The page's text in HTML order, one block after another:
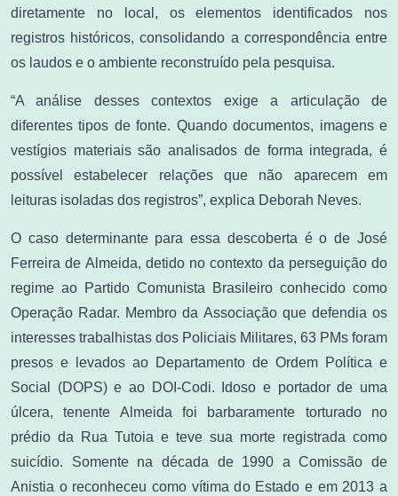
diretamente no local, os elementos identificados nos
registros históricos, consolidando a correspondência entre
os laudos e o ambiente reconstruído pela pesquisa.
“A análise desses contextos exige a articulação de
diferentes tipos de fonte. Quando documentos, imagens e
vestígios materiais são analisados de forma integrada, é
possível estabelecer relações que não aparecem em
leituras isoladas dos registros”, explica Deborah Neves.
O caso determinante para essa descoberta é o de José
Ferreira de Almeida, detido no contexto da perseguição do
regime ao Partido Comunista Brasileiro conhecido como
Operação Radar. Membro da Associação que defendia os
interesses trabalhistas dos Policiais Militares, 63 PMs foram
presos e levados ao Departamento de Ordem Política e
Social (DOPS) e ao DOI-Codi. Idoso e portador de uma
úlcera, tenente Almeida foi barbaramente torturado no
prédio da Rua Tutoia e teve sua morte registrada como
suicídio. Somente na década de 1990 a Comissão de
Anistia o reconheceu como vítima do Estado e em 2013 a